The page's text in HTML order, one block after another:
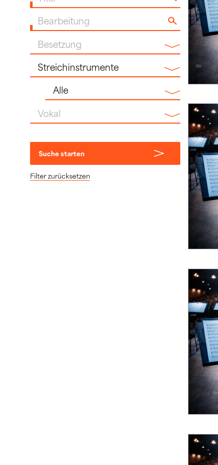
Suche starten
Filter zurücksetzen